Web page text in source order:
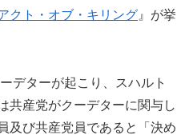
クト・オブ・キリング 』が挙
デターが起こり、スハルト
共産党がクーデターに関与し
及び共産党員であると「決め